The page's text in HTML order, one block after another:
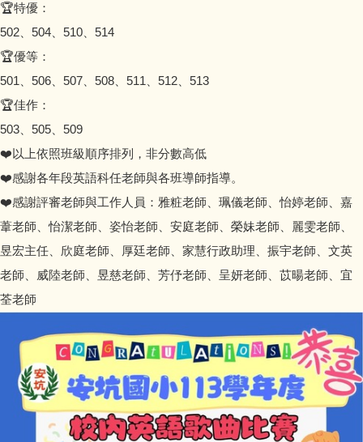
🏆特優：
502、504、510、514
🏆優等：
501、506、507、508、511、512、513
🏆佳作：
503、505、509
❤️以上依照班級順序排列，非分數高低
❤️感謝各年段英語科任老師與各班導師指導。
❤️感謝評審老師與工作人員：雅粧老師、珮儀老師、怡婷老師、嘉
葦老師、怡潔老師、姿怡老師、安庭老師、榮妹老師、麗雯老師、
昱宏主任、欣庭老師、厚廷老師、家慧行政助理、振宇老師、文英
老師、威陸老師、昱慈老師、芳伃老師、呈妍老師、苡暘老師、宜
荃老師